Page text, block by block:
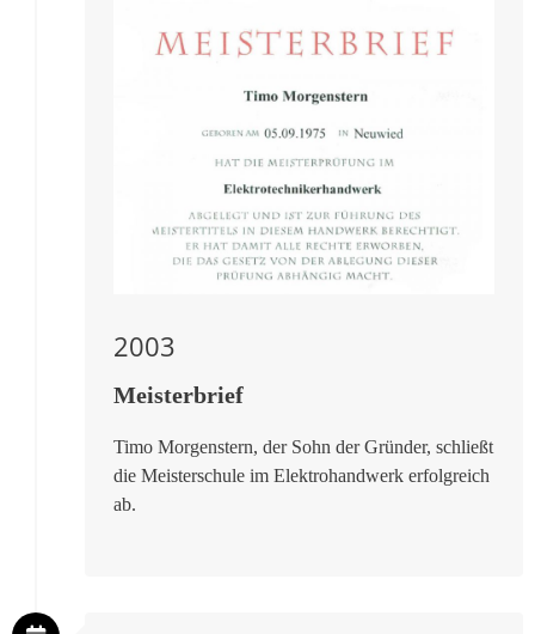
2003
Meisterbrief
Timo Morgenstern, der Sohn der Gründer, schließt
die Meisterschule im Elektrohandwerk erfolgreich
ab.